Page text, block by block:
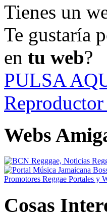
Tienes un
Te gustaría
en tu web?
PULSA
Webs
Promotores Reggae Portales y
Cosas